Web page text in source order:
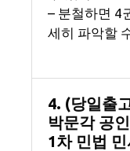
– 분철하면 4
세히 파악할
4. (당일출
박문각 공
1차 민법